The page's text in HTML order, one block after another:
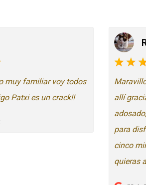
muy familiar voy todos
Patxi es un crack!!
allí
para
cinco
quieras